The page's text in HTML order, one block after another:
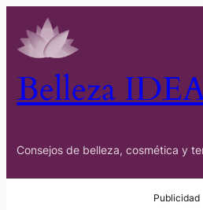
Belleza
Consejos de belleza, cosmética y